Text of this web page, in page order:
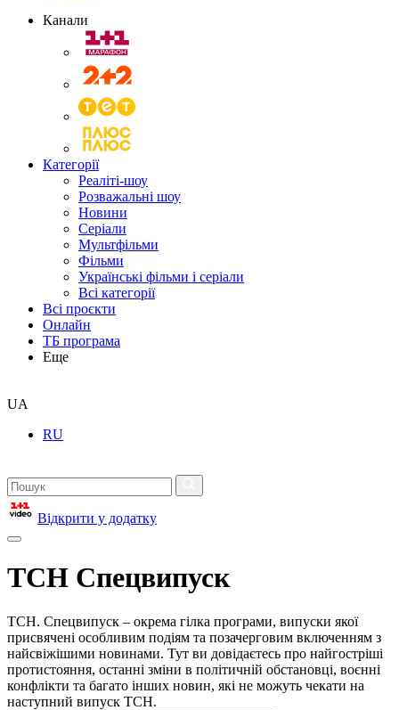
Канали
Категорії
Реаліті-шоу
Розважальні шоу
Новини
Серіали
Мультфільми
Фільми
Українські фільми і серіали
Всі категорії
Всі проєкти
Онлайн
ТБ програма
Еще
UA
RU
Відкрити у додатку
ТСН Спецвипуск
ТСН. Спецвипуск – окрема гілка програми, випуски якої
присвячені особливим подіям та позачерговим включенням з
найсвіжішими новинами. Тут ви довідаєтесь про найгостріші
протистояння, останні зміни в політичній обстановці, воєнні
конфлікти та багато інших новин, які не можуть чекати на
наступний випуск ТСН.